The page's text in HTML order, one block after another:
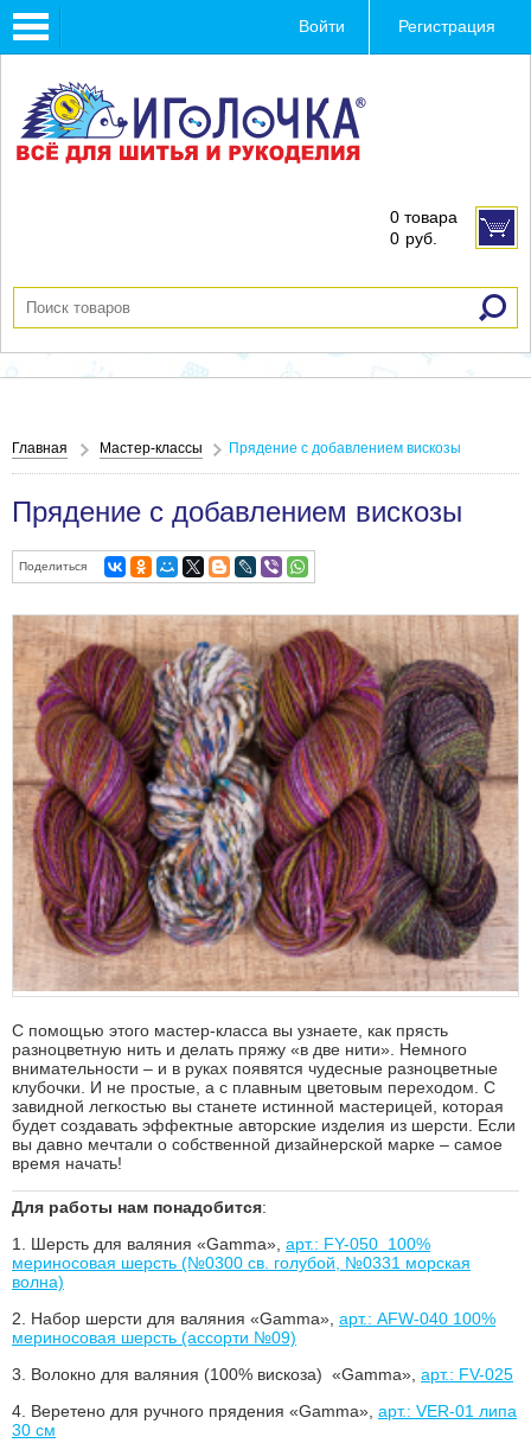
Toggle
navigation
Войти Регистрация
0 товара
0 руб.
Главная Мастер-классы Прядение с добавлением вискозы
Прядение с добавлением вискозы
Поделиться
С помощью этого мастер-класса вы узнаете, как прясть
разноцветную нить и делать пряжу «в две нити». Немного
внимательности – и в руках появятся чудесные разноцветные
клубочки. И не простые, а с плавным цветовым переходом. С
завидной легкостью вы станете истинной мастерицей, которая
будет создавать эффектные авторские изделия из шерсти. Если
вы давно мечтали о собственной дизайнерской марке – самое
время начать!
Для работы нам понадобится:
1. Шерсть для валяния «Gamma», арт.: FY-050 100%
мериносовая шерсть (№0300 св. голубой, №0331 морская
волна)
2. Набор шерсти для валяния «Gamma», арт.: AFW-040 100%
мериносовая шерсть (ассорти №09)
3. Волокно для валяния (100% вискоза) «Gamma», арт.: FV-025
4. Веретено для ручного прядения «Gamma», арт.: VER-01 липа
30 см